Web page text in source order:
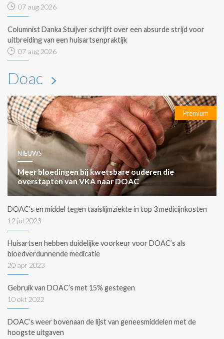
07 aug 2026
Columnist Danka Stuijver schrijft over een absurde strijd voor
uitbreiding van een huisartsenpraktijk
07 aug 2026
Doac
Premium
NIEUWS
Meer bloedingen bij kwetsbare ouderen die
overstapten van VKA naar DOAC
DOAC’s en middel tegen taaislijmziekte in top 3 medicijnkosten
12 jul 2023
Huisartsen hebben duidelijke voorkeur voor DOAC’s als
bloedverdunnende medicatie
20 apr 2023
Gebruik van DOAC’s met 15% gestegen
10 okt 2022
DOAC’s weer bovenaan de lijst van geneesmiddelen met de
hoogste uitgaven